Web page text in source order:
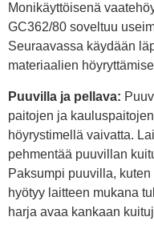
Monikäyttöisenä
GC362/80 soveltuu
Seuraavassa käydään
materiaalien
Puuvilla ja pellava:
paitojen ja
höyrystimellä vaivatta.
pehmentää puuvillan
Paksumpi puuvilla,
hyötyy laitteen mukana
harja avaa kankaan